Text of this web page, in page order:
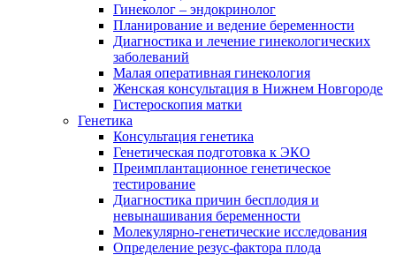
Гинеколог – эндокринолог
Планирование и ведение беременности
Диагностика и лечение гинекологических
заболеваний
Малая оперативная гинекология
Женская консультация в Нижнем Новгороде
Гистероскопия матки
Генетика
Консультация генетика
Генетическая подготовка к ЭКО
Преимплантационное генетическое
тестирование
Диагностика причин бесплодия и
невынашивания беременности
Молекулярно-генетические исследования
Определение резус-фактора плода